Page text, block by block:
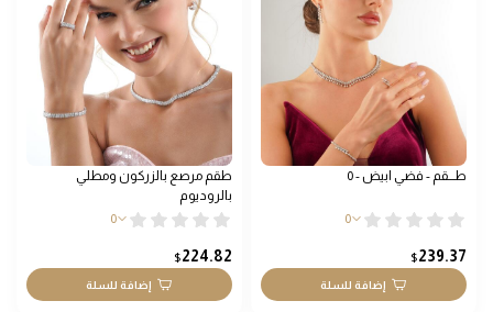
طـــقم - فضي ابيض - 0
0
239.37
$
إضافة للسلة
طقم مرصع بالزركون ومطلي
بالروديوم
0
224.82
$
إضافة للسلة